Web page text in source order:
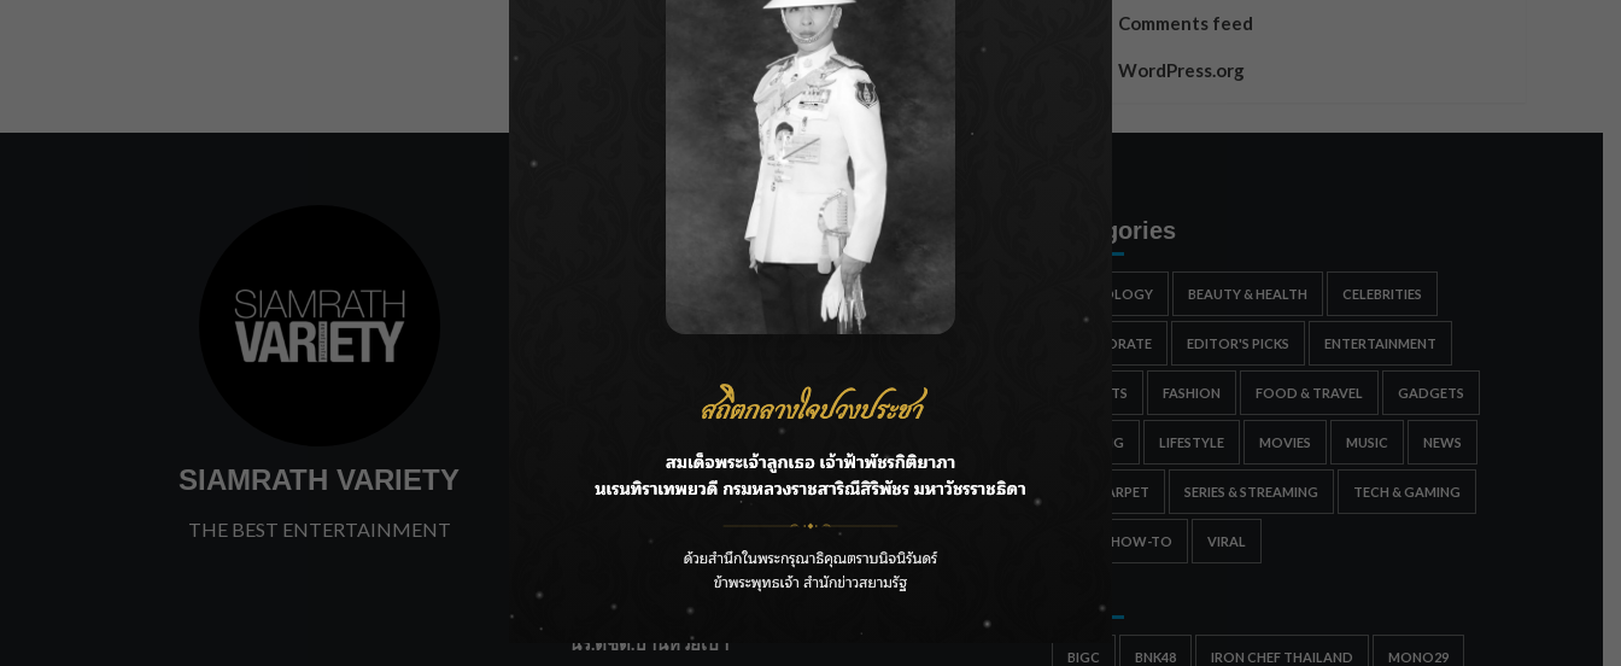
Comments feed
WordPress.org
SIAMRATH VARIETY
THE BEST ENTERTAINMENT
ลุยไม่หยุด!! กรมชลฯ เร่งเคลียร์ผักตบชวา-ติดตั้งเครื่องสูบน้ำ
Malaysia พร้อมโชว์สุดประทับใจ
“สุริยะ” สั่งกรมชลฯ เฝ้าระวังน้ำ 24 ชม. รับมือฝนสิงหาคม
บริหารเชิงรุกลดเสี่ยงน้ำท่วม
เปิดตัวซิงเกิลเดบิวต์ “CGM48” รุ่นที่ 5 “รถไฟแห่งความหวัง”
แฟนคลับส่งกำลังใจแน่น! ณ เซ็นทรัลเชียงใหม่ แอร์พอร์ต
จากดอยห่างไกลสู่คลังโปรตีนสัตว์น้ำ ยกระดับคุณภาพชีวิต
นร.ตชด.บ้านห้วยเป้า
Categories
ASTROLOGY BEAUTY & HEALTH CELEBRITIES
CORPORATE EDITOR'S PICKS ENTERTAINMENT
ESPORTS FASHION FOOD & TRAVEL GADGETS
GAMING LIFESTYLE MOVIES MUSIC NEWS
RED CARPET SERIES & STREAMING TECH & GAMING
TIPS & HOW-TO VIRAL
BIGC BNK48 IRON CHEF THAILAND MONO29